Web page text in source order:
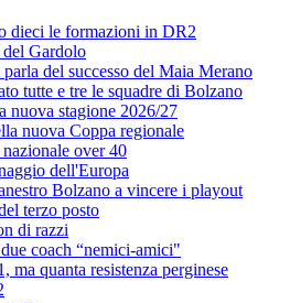
dieci le formazioni in DR2
Gardolo
del successo del Maia Merano
tutte e tre le squadre di Bolzano
nuova stagione 2026/27
nuova Coppa regionale
over 40
dell'Europa
Bolzano a vincere i playout
terzo posto
di razzi
coach “nemici-amici"
ma quanta resistenza perginese